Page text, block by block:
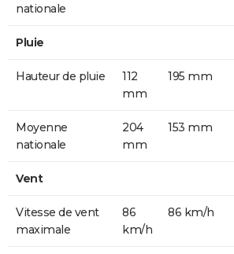
nationale
Pluie
Hauteur de pluie
112
mm
195 mm
Moyenne
nationale
204
mm
153 mm
Vent
Vitesse de vent
maximale
86
km/h
86 km/h